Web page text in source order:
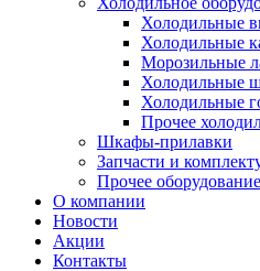
Холодильные
Холодильные
Морозильные
Холодильные
Холодильные
Прочее
Шкафы-прилавки
Запчасти и
Прочее оборудование
О компании
Новости
Акции
Контакты